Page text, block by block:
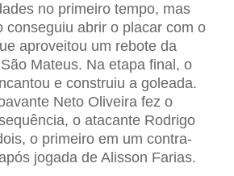
no primeiro tempo, mas
conseguiu abrir o placar com o
aproveitou um rebote da
Mateus. Na etapa final, o
e construiu a goleada.
Neto Oliveira fez o
o atacante Rodrigo
o primeiro em um contra-
jogada de Alisson Farias.